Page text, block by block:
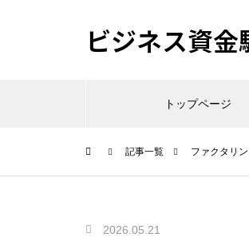
ビジネス資
トップページ
記事一覧 ファクタリ
2026.05.21